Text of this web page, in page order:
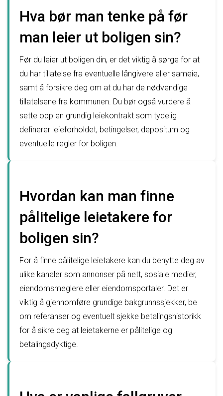
Hva bør man tenke på før
man leier ut boligen sin?
Før du leier ut boligen din, er det viktig å sørge for at
du har tillatelse fra eventuelle långivere eller sameie,
samt å forsikre deg om at du har de nødvendige
tillatelsene fra kommunen. Du bør også vurdere å
sette opp en grundig leiekontrakt som tydelig
definerer leieforholdet, betingelser, depositum og
eventuelle regler for boligen.
Hvordan kan man finne
pålitelige leietakere for
boligen sin?
For å finne pålitelige leietakere kan du benytte deg av
ulike kanaler som annonser på nett, sosiale medier,
eiendomsmeglere eller eiendomsportaler. Det er
viktig å gjennomføre grundige bakgrunnssjekker, be
om referanser og eventuelt sjekke betalingshistorikk
for å sikre deg at leietakerne er pålitelige og
betalingsdyktige.